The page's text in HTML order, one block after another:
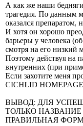
А как же наши
трагедия. По данным
оказался
И хотя он хорошо
барьеры у человека
смотря на его низкий
Поэтому действуя на
внутренних (при
Если захотите меня
CICHLID
ВЫВОД: ДЛЯ
ТОЛЬКО НАЗВАНИЕ
ПРАВИЛЬНАЯ